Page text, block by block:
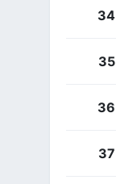
34
35
36
37